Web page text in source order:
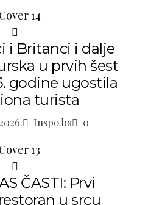
i Britanci i dalje
u prvih šest
godine ugostila
turista
Inspo.ba 0
ČASTI: Prvi
u srcu